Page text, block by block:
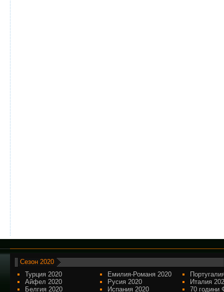
Сезон 2020
Турция 2020
Емилия-Романя 2020
Айфел 2020
Русия 2020
Италия
Белгия 2020
Испания 2020
70 години